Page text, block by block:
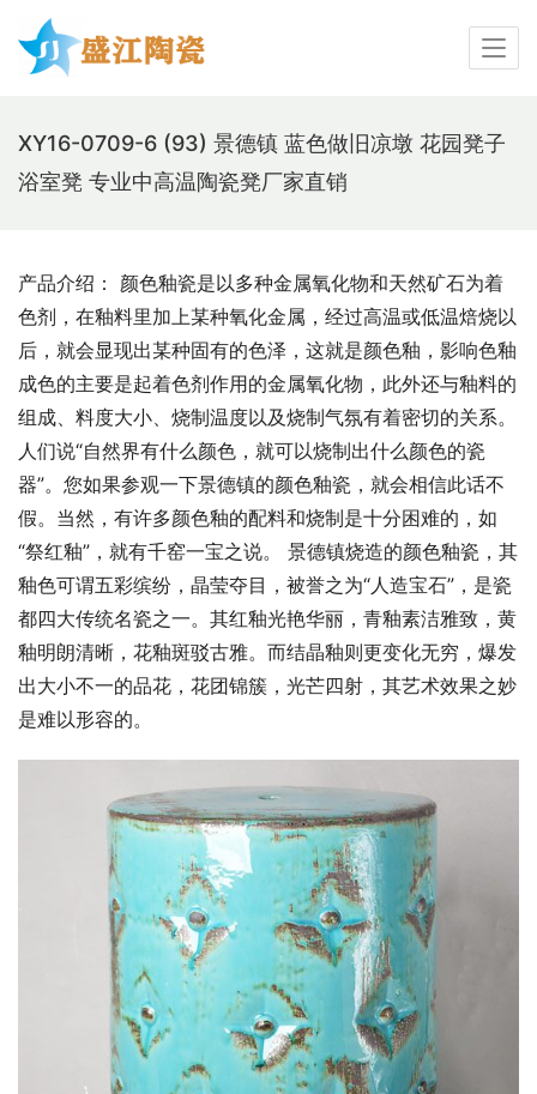
XY16-0709-6 (93) 景德镇 蓝色做旧凉墩 花园凳子
浴室凳 专业中高温陶瓷凳厂家直销
产品介绍： 颜色釉瓷是以多种金属氧化物和天然矿石为着
色剂，在釉料里加上某种氧化金属，经过高温或低温焙烧以
后，就会显现出某种固有的色泽，这就是颜色釉，影响色釉
成色的主要是起着色剂作用的金属氧化物，此外还与釉料的
组成、料度大小、烧制温度以及烧制气氛有着密切的关系。
人们说“自然界有什么颜色，就可以烧制出什么颜色的瓷
器”。您如果参观一下景德镇的颜色釉瓷，就会相信此话不
假。当然，有许多颜色釉的配料和烧制是十分困难的，如
“祭红釉”，就有千窑一宝之说。 景德镇烧造的颜色釉瓷，其
釉色可谓五彩缤纷，晶莹夺目，被誉之为“人造宝石”，是瓷
都四大传统名瓷之一。其红釉光艳华丽，青釉素洁雅致，黄
釉明朗清晰，花釉斑驳古雅。而结晶釉则更变化无穷，爆发
出大小不一的品花，花团锦簇，光芒四射，其艺术效果之妙
是难以形容的。